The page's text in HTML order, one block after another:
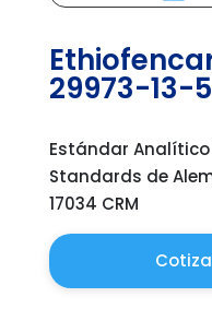
29973-13-5
Estándar
Standards de
17034 CRM